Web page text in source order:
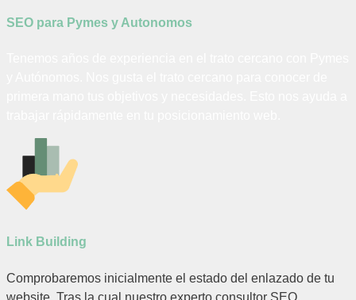
SEO para Pymes y Autonomos
Link Building
Comprobaremos inicialmente el estado del enlazado de tu
website. Tras la cual nuestro experto consultor SEO,